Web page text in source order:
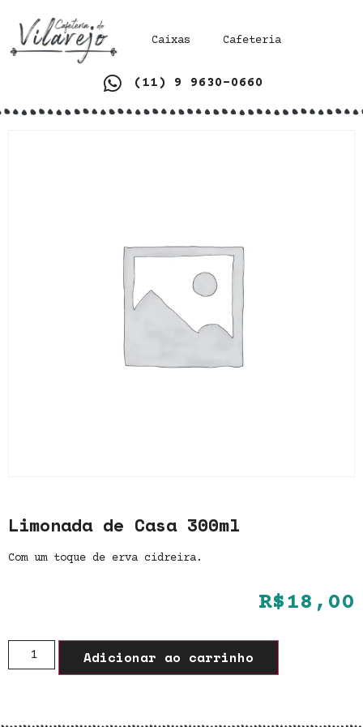
Caixas Cafeteria
(11) 9 9630-0660
Limonada de Casa 300ml
Com um toque de erva cidreira.
R$18,00
Adicionar ao carrinho